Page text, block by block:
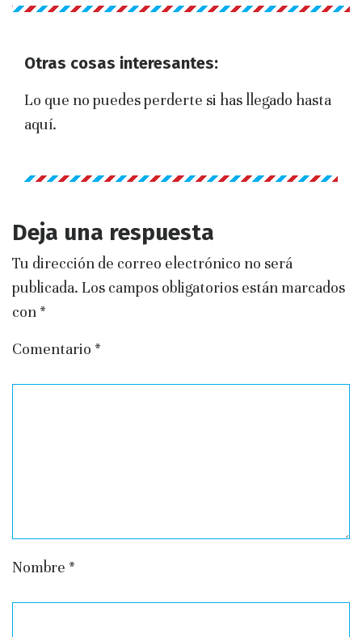
Otras cosas interesantes:
Lo que no puedes perderte si has llegado hasta
aquí.
Deja una respuesta
Tu dirección de correo electrónico no será
publicada. Los campos obligatorios están marcados
con *
Comentario *
Nombre *